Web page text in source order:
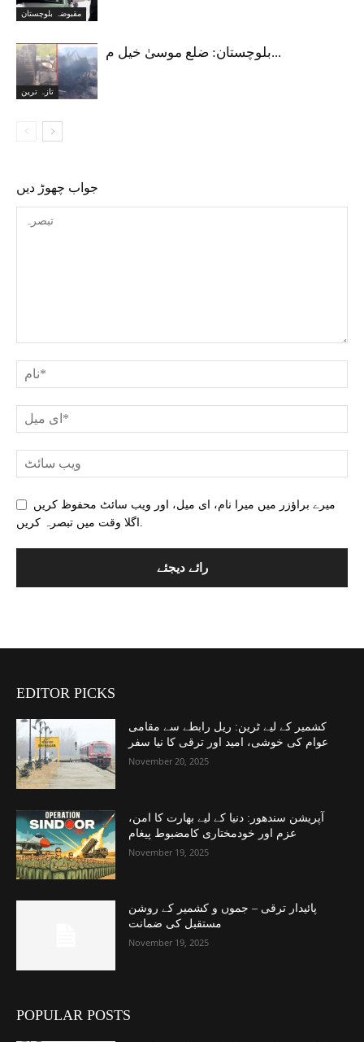
مقبوضہ بلوچستان
تازہ ترین
بلوچستان: ضلع موسیٰ خیل م...
جواب چھوڑ دیں
میرے براؤزر میں میرا نام، ای میل، اور ویب سائٹ محفوظ کریں
اگلا وقت میں تبصرہ کریں.
EDITOR PICKS
کشمیر کے لیے ٹرین: ریل رابطے سے مقامی
عوام کی خوشی، امید اور ترقی کا نیا سفر
November 20, 2025
آپریشن سندھور: دنیا کے لیے بھارت کا امن،
عزم اور خودمختاری کامضبوط پیغام
November 19, 2025
پائیدار ترقی – جموں و کشمیر کے روشن
مستقبل کی ضمانت
November 19, 2025
POPULAR POSTS